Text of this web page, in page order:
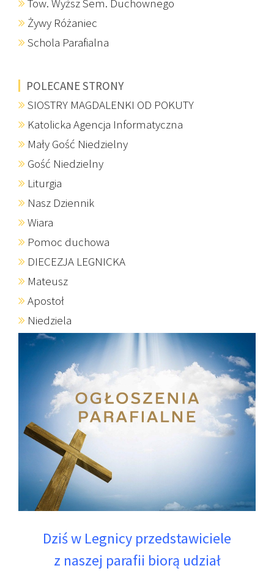
Tow. Wyższ Sem. Duchownego
Żywy Różaniec
Schola Parafialna
POLECANE STRONY
SIOSTRY MAGDALENKI OD POKUTY
Katolicka Agencja Informatyczna
Mały Gość Niedzielny
Gość Niedzielny
Liturgia
Nasz Dziennik
Wiara
Pomoc duchowa
DIECEZJA LEGNICKA
Mateusz
Apostoł
Niedziela
Dziś w Legnicy przedstawiciele
z naszej parafii biorą udział